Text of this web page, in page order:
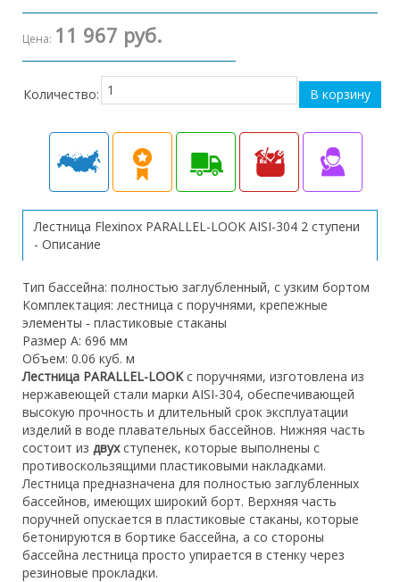
Цена: 11 967 руб.
Количество:
Лестница Flexinox PARALLEL-LOOK AISI-304 2 ступени
- Описание
Тип бассейна: полностью заглубленный, с узким бортом
Комплектация: лестница с поручнями, крепежные
элементы - пластиковые стаканы
Размер А: 696 мм
Объем: 0.06 куб. м
Лестница PARALLEL-LOOKс поручнями, изготовлена из
нержавеющей стали марки AISI-304, обеспечивающей
высокую прочность и длительный срок эксплуатации
изделий в воде плавательных бассейнов. Нижняя часть
состоит из двухступенек, которые выполнены с
противоскользящими пластиковыми накладками.
Лестница предназначена для полностью заглубленных
бассейнов, имеющих широкий борт. Верхняя часть
поручней опускается в пластиковые стаканы, которые
бетонируются в бортике бассейна, а со стороны
бассейна лестница просто упирается в стенку через
резиновые прокладки.